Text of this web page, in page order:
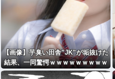
【画像】芋臭い田舎”JK”が垢抜けた
結果、一同驚愕ｗｗｗｗｗｗｗｗｗ
ｗｗｗ